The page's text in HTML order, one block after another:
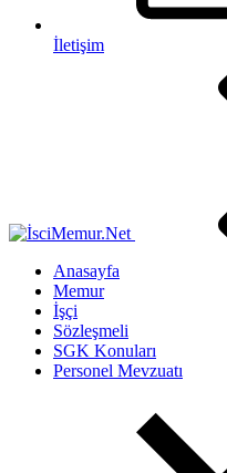
İletişim
Anasayfa
Memur
İşçi
Sözleşmeli
SGK Konuları
Personel Mevzuatı